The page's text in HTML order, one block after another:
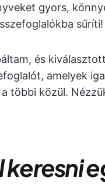
gyors,
sűríti!
és
amelyek
többi közül.
keresni